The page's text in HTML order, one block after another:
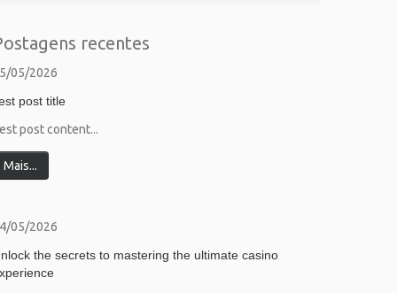
recentes
05/2026
post title
post content...
Mais...
05/2026
the secrets to mastering the ultimate casino